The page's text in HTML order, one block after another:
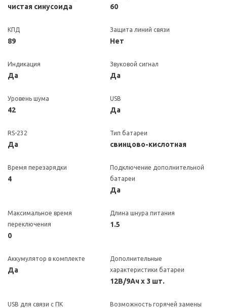
чистая синусоида 60
КПД
89
Защита линий связи
Нет
Индикация
Да
Звуковой сигнал
Да
Уровень шума
42
USB
Да
RS-232
Да
Тип батареи
свинцово-кислотная
Время перезарядки
4
Подключение дополнительной
батареи
Да
Максимальное время
переключения
0
Длина шнура питания
1.5
Аккумулятор в комплекте
Да
Дополнительные
характеристики батареи
12В/9Ач х 3 шт.
USB для связи с ПК
Возможность горячей замены